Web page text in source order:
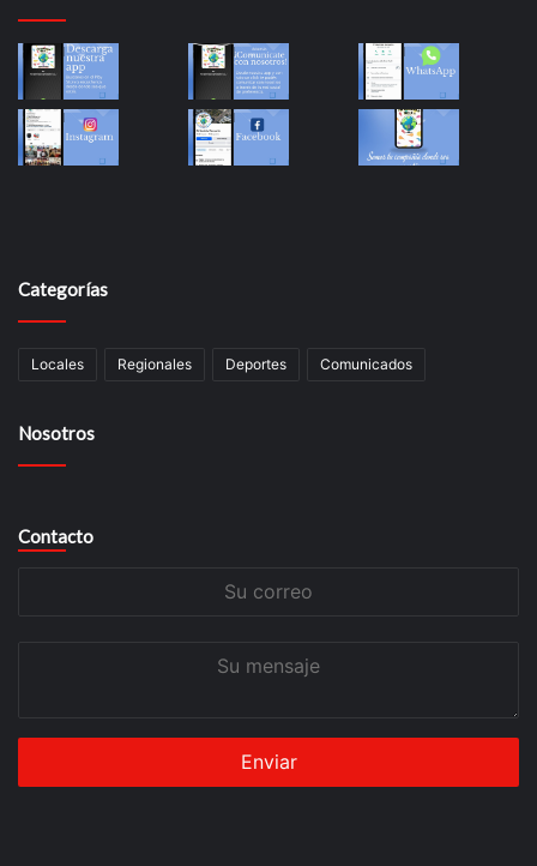
Categorías
Locales Regionales Deportes Comunicados
Nosotros
Contacto